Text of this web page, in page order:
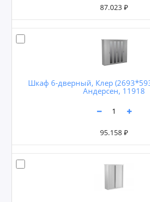
87.023 ₽
Шкаф 6-дверный, Клер
Андерсен, 11918
95.158 ₽